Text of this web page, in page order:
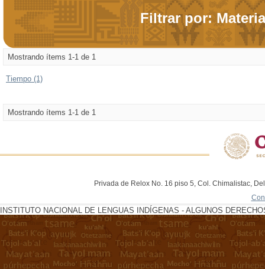
Filtrar por: Materia
Mostrando ítems 1-1 de 1
Tiempo (1)
Mostrando ítems 1-1 de 1
Privada de Relox No. 16 piso 5, Col. Chimalistac,
INSTITUTO NACIONAL DE LENGUAS INDÍGENAS - ALGUNOS